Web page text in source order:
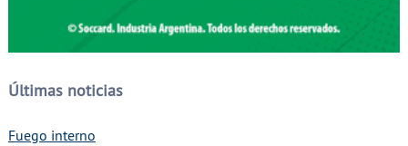
Últimas noticias
Fuego interno